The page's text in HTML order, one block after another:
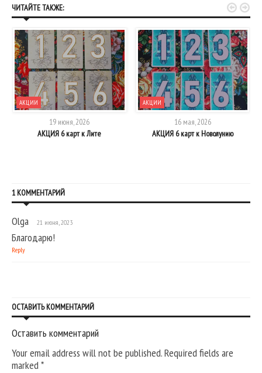
ЧИТАЙТЕ ТАКЖЕ:
АКЦИИ
19 июня, 2026
АКЦИЯ 6 карт к Лите
АКЦИИ
16 мая, 2026
АКЦИЯ 6 карт к Новолунию
 
1 КОММЕНТАРИЙ
Olga 21 июня, 2023
Благодарю!
Reply
ОСТАВИТЬ КОММЕНТАРИЙ
Оставить комментарий
Your email address will not be published. Required fields are
marked*